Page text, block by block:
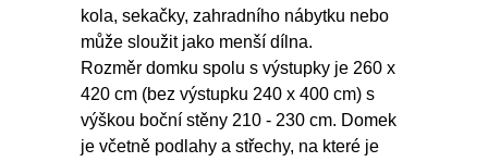
kola, sekačky, zahradního nábytku nebo
může sloužit jako menší dílna.
Rozměr domku spolu s výstupky je 260 x
420 cm (bez výstupku 240 x 400 cm) s
výškou boční stěny 210 - 230 cm. Domek
je včetně podlahy a střechy, na které je